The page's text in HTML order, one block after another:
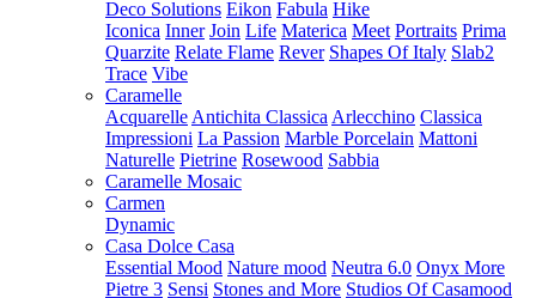
Deco Solutions Eikon Fabula Hike
Iconica Inner Join Life Materica Meet Portraits Prima
Quarzite Relate Flame Rever Shapes Of Italy Slab2
Trace Vibe
Caramelle
Acquarelle Antichita Classica Arlecchino Classica
Impressioni La Passion Marble Porcelain Mattoni
Naturelle Pietrine Rosewood Sabbia
Caramelle Mosaic
Carmen
Dynamic
Casa Dolce Casa
Essential Mood Nature mood Neutra 6.0 Onyx More
Pietre 3 Sensi Stones and More Studios Of Casamood